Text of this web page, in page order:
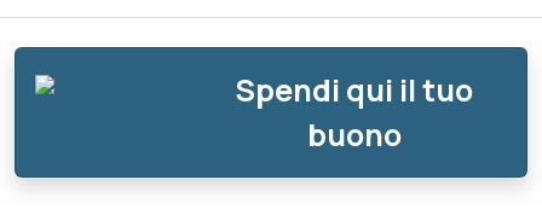
Spendi qui il tuo
buono